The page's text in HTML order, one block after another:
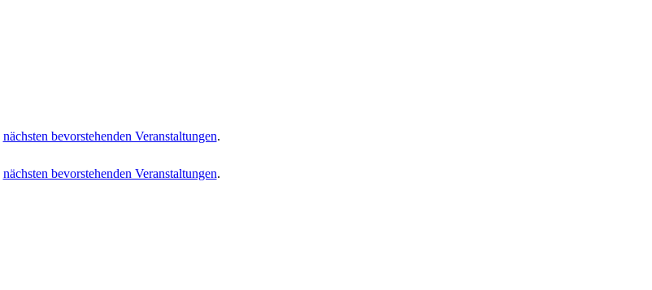
nächsten bevorstehenden Veranstaltungen.
nächsten bevorstehenden Veranstaltungen.